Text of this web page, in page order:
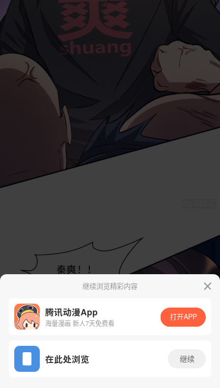
App免费看
继续浏览精彩内容
腾讯动漫App
海量漫画 新人7天免费看
打开APP
在此处浏览 继续